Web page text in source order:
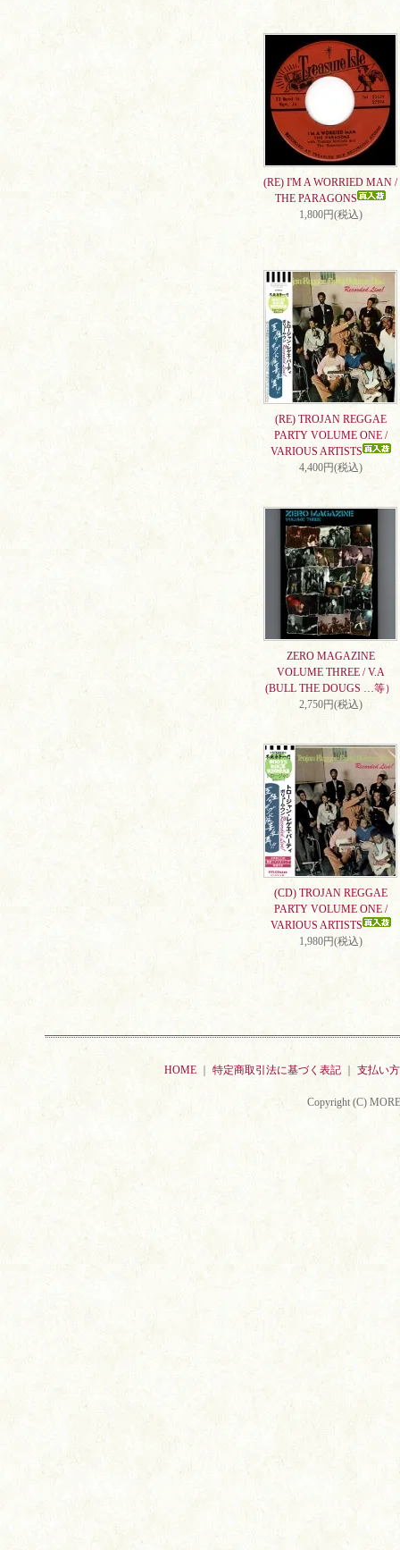
(RE) I'M A WORRIED MAN /
THE PARAGONS
1,800円(税込)
(RE) TROJAN REGGAE
PARTY VOLUME ONE /
VARIOUS ARTISTS
4,400円(税込)
ZERO MAGAZINE
VOLUME THREE / V.A
(BULL THE DOUGS …等）
2,750円(税込)
(CD) TROJAN REGGAE
PARTY VOLUME ONE /
VARIOUS ARTISTS
1,980円(税込)
HOME 特定商取引法に基づく表記 支払い
Copyright (C)